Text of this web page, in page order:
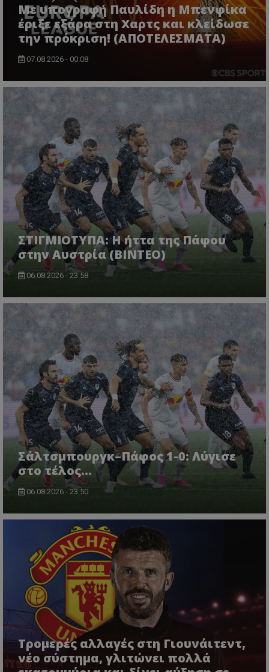
Με υπογραφή Παυλίδη η Μπενφίκα
έριξε εξάρα στη Χαρτς και κλείδωσε
την πρόκριση! (ΑΠΟΤΕΛΕΣΜΑΤΑ)
07.08.2026 - 00:08
ΣΤΙΓΜΙΟΤΥΠΑ: Η ήττα της Πάφου
στην Αυστρία (ΒΙΝΤΕΟ)
06.08.2026 - 23:58
Σάλτσμπουργκ–Πάφος 1-0: Λύγισε
στο τέλος...
06.08.2026 - 23:50
Τρομερές αλλαγές στη Γιουνάιτεντ,
νέο σύστημα, γλιτώνει πολλά